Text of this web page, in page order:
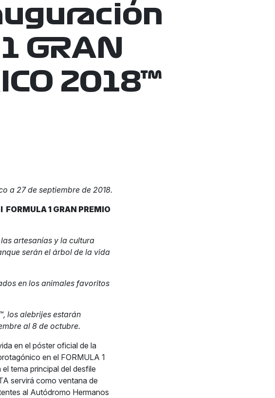
GRAN
2018™
a 27 de septiembre de 2018.
FORMULA 1 GRAN PREMIO
artesanías y la cultura
serán el árbol de la vida
en los animales favoritos
los alebrijes estarán
al 8 de octubre.
en el póster oficial de la
en el FORMULA 1
tema principal del desfile
servirá como ventana de
al Autódromo Hermanos